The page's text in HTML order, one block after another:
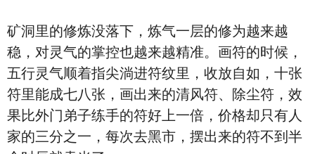
矿洞里的修炼没落下，炼气一层的修为越来越
稳，对灵气的掌控也越来越精准。画符的时候，
五行灵气顺着指尖淌进符纹里，收放自如，十张
符里能成七八张，画出来的清风符、除尘符，效
果比外门弟子练手的符好上一倍，价格却只有人
家的三分之一，每次去黑市，摆出来的符不到半